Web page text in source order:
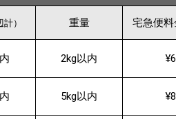
計） 重量 宅急便料
2kg以内
5kg以内